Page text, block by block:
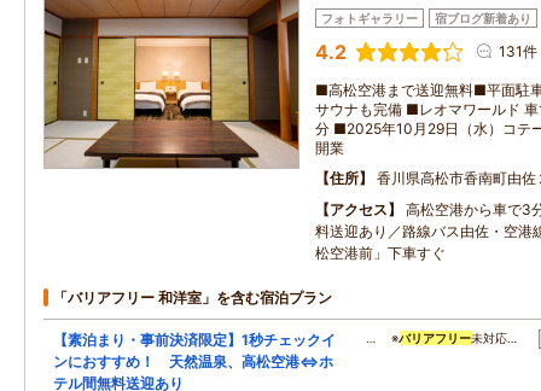
フォトギャラリー 宿ブログ新着あり
4.2 131件
■高松空港まで送迎無料■平面駐
サウナも完備 ■レオマワールド
分 ■2025年10月29日（水）コテ
開業
住所
香川県高松市香南町由佐
アクセス
高松空港から車で3
料送迎あり／路線バス由佐・空港
松空港前」下車すぐ
「バリアフリー 和洋室」を含む宿泊プラン
【素泊まり・事前決済限定】1秒チェックイ
ンにおすすめ！ 天然温泉、高松空港⇔ホ
テル間無料送迎あり
… ※バリアフリー未対応…